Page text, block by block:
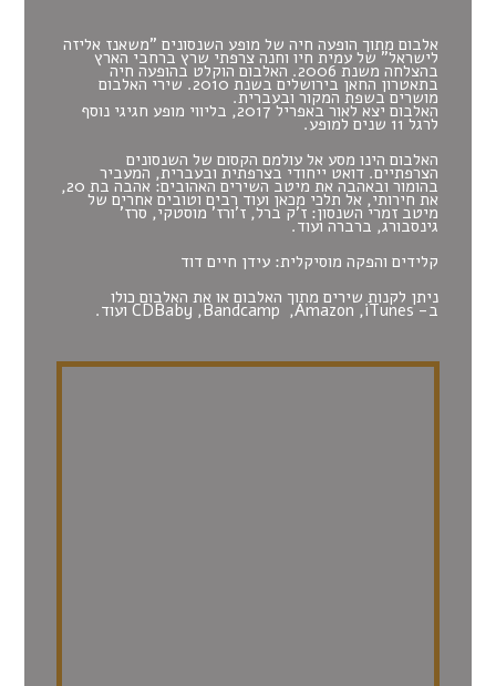
אלבום מתוך הופעה חיה של מופע השנסונים "משאנז אליזה
לישראל" של עמית חיו וחנה צרפתי שרץ ברחבי הארץ
בהצלחה משנת 2006. האלבום הוקלט בהופעה חיה
בתאטרון החאן בירושלים בשנת 2010. שירי האלבום
מושרים בשפת המקור ובעברית.
האלבום יצא לאור באפריל 2017, בליווי מופע חגיגי נוסף
לרגל 11 שנים למופע.
האלבום הינו מסע אל עולמם הקסום של השנסונים
הצרפתיים. דואט ייחודי בצרפתית ובעברית, המעביר
בהומור ובאהבה את מיטב השירים האהובים: אהבה בת 20,
את חירותי, אל תלכי מכאן ועוד רבים וטובים אחרים של
מיטב זמרי השנסון: ז'ק ברל, ז'ורז' מוסטקי, סרז'
גינסבורג, ברברה ועוד.
קלידים והפקה מוסיקלית: עידן חיים דוד
ניתן לקנות שירים מתוך האלבום או את האלבום כולו
ב- CDBaby ,Bandcamp ,Amazon ,iTunes ועוד.